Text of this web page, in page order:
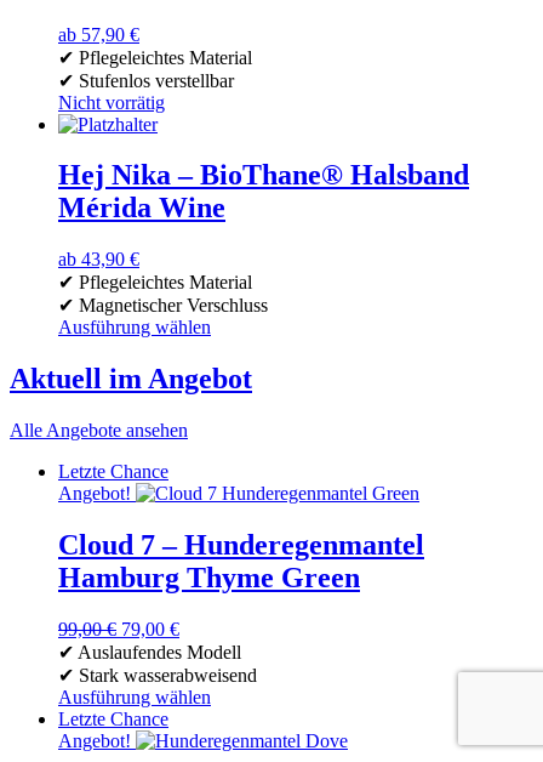
Die
Optionen
können
auf
der
Produktseite
gewählt
werden
ab 57,90 €
✔ Pflegeleichtes Material
✔ Stufenlos verstellbar
Nicht vorrätig
Dieses
weist
mehrere
Varianten
Die
Optionen
können
auf
der
Produktseite
gewählt
Hej Nika – BioThane® Halsband
Mérida Wine
ab 43,90 €
✔ Pflegeleichtes Material
✔ Magnetischer Verschluss
Ausführung wählen
Produkt
weist
Varianten
Die
Optionen
auf
der
Produktseite
werden
Aktuell im Angebot
Alle Angebote ansehen
Letzte Chance
Angebot!
Cloud 7 – Hunderegenmantel
Hamburg Thyme Green
99,00€ Ursprünglicher
Preis
war:
99,00 €
79,00 €Aktueller
Preis
ist:
79,00 €.
✔ Auslaufendes Modell
✔ Stark wasserabweisend
Ausführung wählen
Dieses
Produkt
Letzte Chance
Angebot!